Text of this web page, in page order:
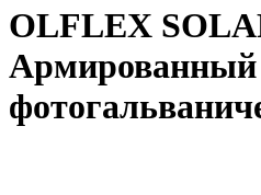
OLFLEX
Армированный